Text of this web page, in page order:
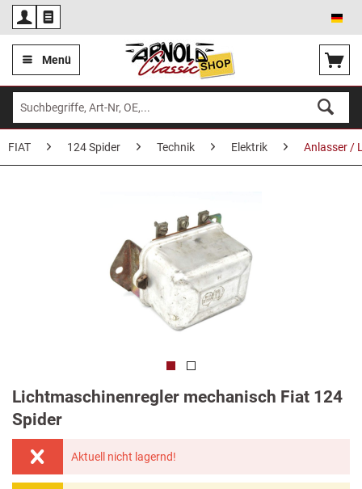
Menü
FIAT 124 Spider Technik Elektrik Anlasser /
Lichtmaschinenregler mechanisch Fiat 124
Spider
Aktuell nicht lagernd!